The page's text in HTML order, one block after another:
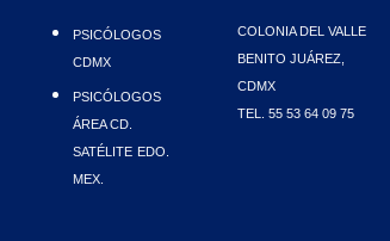
PSICÓLOGOS
CDMX
PSICÓLOGOS
ÁREA CD.
SATÉLITE EDO.
MEX.
COLONIA DEL VALLE
BENITO JUÁREZ,
CDMX
TEL. 55 53 64 09 75